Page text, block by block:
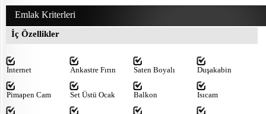
Emlak Kriterleri
İç Özellikler
İnternet Ankastre Fırın Saten Boyalı Duşakabin
Pimapen Cam Set Üstü Ocak Balkon Isıcam